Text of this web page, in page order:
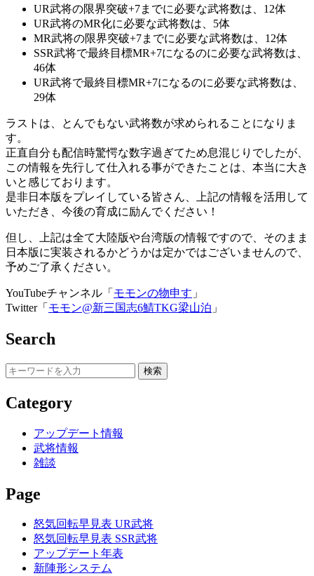
UR武将の限界突破+7までに必要な武将数は、12体
UR武将のMR化に必要な武将数は、5体
MR武将の限界突破+7までに必要な武将数は、12体
SSR武将で最終目標MR+7になるのに必要な武将数は、
46体
UR武将で最終目標MR+7になるのに必要な武将数は、
29体
ラストは、とんでもない武将数が求められることになりま
す。
正直自分も配信時驚愕な数字過ぎてため息混じりでしたが、
この情報を先行して仕入れる事ができたことは、本当に大き
いと感じております。
是非日本版をプレイしている皆さん、上記の情報を活用して
いただき、今後の育成に励んでください！
但し、上記は全て大陸版や台湾版の情報ですので、そのまま
日本版に実装されるかどうかは定かではございませんので、
予めご了承ください。
YouTubeチャンネル「 モモンの物申す 」
Twitter「 モモン@新三国志6鯖TKG梁山泊 」
Search
Category
アップデート情報
武将情報
雑談
Page
怒気回転早見表 UR武将
怒気回転早見表 SSR武将
アップデート年表
新陣形システム